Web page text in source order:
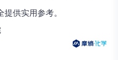
供实用参考。